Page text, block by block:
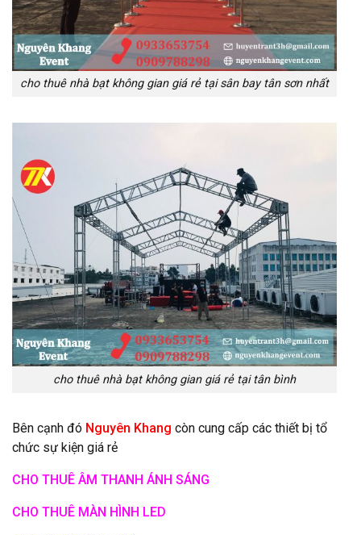
cho thuê nhà bạt không gian giá rẻ tại sân bay tân sơn nhất
cho thuê nhà bạt không gian giá rẻ tại tân bình
Bên cạnh đó Nguyên Khang còn cung cấp các thiết bị tổ
chức sự kiện giá rẻ
CHO THUÊ ÂM THANH ÁNH SÁNG
CHO THUÊ MÀN HÌNH LED